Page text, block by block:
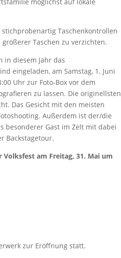
Taschenkontrollen
Taschen zu verzichten.
in diesem Jahr das
eingeladen, am Samstag, 1. Juni
Uhr zur Foto-Box vor dem
zu lassen. Die originellsten
Das Gesicht mit den meisten
Außerdem ist der/die
besonderer Gast im Zelt mit dabei
Backstagetour.
Volksfest am Freitag, 31. Mai um
zur Eröffnung statt.